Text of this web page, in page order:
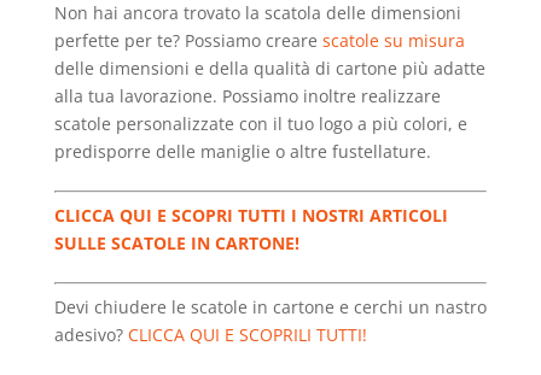
Non hai ancora trovato la scatola delle dimensioni
perfette per te? Possiamo creare scatole su misura
delle dimensioni e della qualità di cartone più adatte
alla tua lavorazione. Possiamo inoltre realizzare
scatole personalizzate con il tuo logo a più colori, e
predisporre delle maniglie o altre fustellature.
CLICCA QUI E SCOPRI TUTTI I NOSTRI ARTICOLI
SULLE SCATOLE IN CARTONE!
Devi chiudere le scatole in cartone e cerchi un nastro
adesivo? CLICCA QUI E SCOPRILI TUTTI!